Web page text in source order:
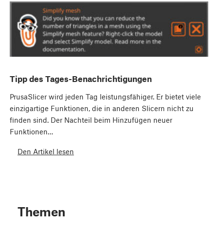
Tipp des Tages-Benachrichtigungen
PrusaSlicer wird jeden Tag leistungsfähiger. Er bietet viele
einzigartige Funktionen, die in anderen Slicern nicht zu
finden sind. Der Nachteil beim Hinzufügen neuer
Funktionen…
Den Artikel lesen
Themen